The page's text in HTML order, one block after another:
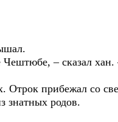
– сказал хан.
Отрок прибежал со
знатных родов.